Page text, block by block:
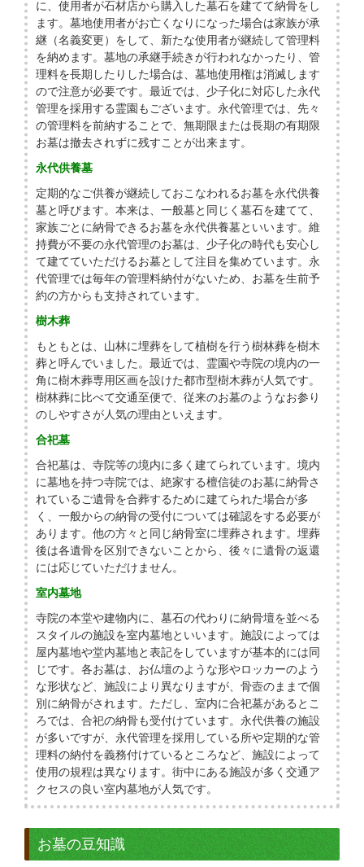
に、使用者が石材店から購入した墓石を建てて納骨をし
ます。墓地使用者がお亡くなりになった場合は家族が承
継（名義変更）をして、新たな使用者が継続して管理料
を納めます。墓地の承継手続きが行われなかったり、管
理料を長期したりした場合は、墓地使用権は消滅します
ので注意が必要です。最近では、少子化に対応した永代
管理を採用する霊園もございます。永代管理では、先々
の管理料を前納することで、無期限または長期の有期限
お墓は撤去されずに残すことが出来ます。
永代供養墓
定期的なご供養が継続しておこなわれるお墓を永代供養
墓と呼びます。本来は、一般墓と同じく墓石を建てて、
家族ごとに納骨できるお墓を永代供養墓といいます。維
持費が不要の永代管理のお墓は、少子化の時代も安心し
て建てていただけるお墓として注目を集めています。永
代管理では毎年の管理料納付がないため、お墓を生前予
約の方からも支持されています。
樹木葬
もともとは、山林に埋葬をして植樹を行う樹林葬を樹木
葬と呼んでいました。最近では、霊園や寺院の境内の一
角に樹木葬専用区画を設けた都市型樹木葬が人気です。
樹林葬に比べて交通至便で、従来のお墓のようなお参り
のしやすさが人気の理由といえます。
合祀墓
合祀墓は、寺院等の境内に多く建てられています。境内
に墓地を持つ寺院では、絶家する檀信徒のお墓に納骨さ
れているご遺骨を合葬するために建てられた場合が多
く、一般からの納骨の受付については確認をする必要が
あります。他の方々と同じ納骨室に埋葬されます。埋葬
後は各遺骨を区別できないことから、後々に遺骨の返還
には応じていただけません。
室内墓地
寺院の本堂や建物内に、墓石の代わりに納骨壇を並べる
スタイルの施設を室内墓地といいます。施設によっては
屋内墓地や堂内墓地と表記をしていますが基本的には同
じです。各お墓は、お仏壇のような形やロッカーのよう
な形状など、施設により異なりますが、骨壺のままで個
別に納骨がされます。ただし、室内に合祀墓があるとこ
ろでは、合祀の納骨も受付けています。永代供養の施設
が多いですが、永代管理を採用している所や定期的な管
理料の納付を義務付けているところなど、施設によって
使用の規程は異なります。街中にある施設が多く交通ア
クセスの良い室内墓地が人気です。
お墓の豆知識